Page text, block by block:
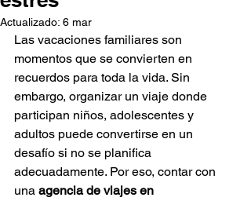
Actualizado: 6 mar
Las vacaciones familiares son
momentos que se convierten en
recuerdos para toda la vida. Sin
embargo, organizar un viaje donde
participan niños, adolescentes y
adultos puede convertirse en un
desafío si no se planifica
adecuadamente. Por eso, contar con
una agencia de viajes en